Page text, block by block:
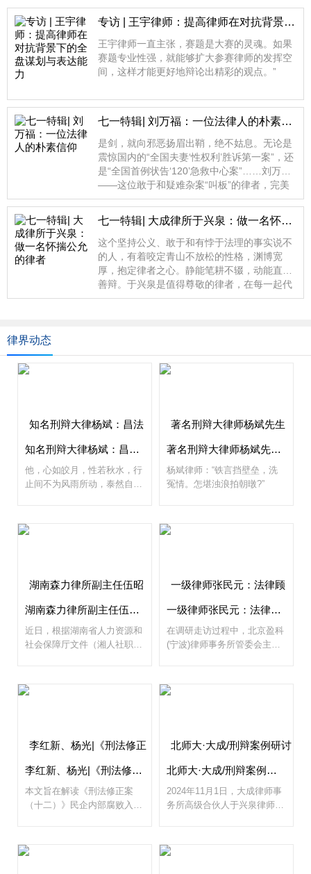
神。
专访 | 王宇律师：提高律师在对抗背景下的全盘谋划与表达能力
王宇律师一直主张，赛题是大赛的灵魂。如果
赛题专业性强，就能够扩大参赛律师的发挥空
间，这样才能更好地辩论出精彩的观点。”
七一特辑| 刘万福：一位法律人的朴素信仰
是剑，就向邪恶扬眉出鞘，绝不姑息。无论是
震惊国内的“全国夫妻‘性权利’胜诉第一案”，还
是“全国首例状告‘120’急救中心案”……刘万福
——这位敢于和疑难杂案“叫板”的律者，完美
地演绎了在罪与罚之间博弈的精彩。
七一特辑| 大成律所于兴泉：做一名怀揣公允的律者
这个坚持公义、敢于和有悖于法理的事实说不
的人，有着咬定青山不放松的性格，渊博宽
厚，抱定律者之心。静能笔耕不辍，动能直言
善辩。于兴泉是值得尊敬的律者，在每一起代
理的刑事案件中，他让涉案当事人看到了希
律界动态
知名刑辩大律杨斌：昌法申权护正义，豪情壮志写春秋
他，心如皎月，性若秋水，行
止间不为风雨所动，泰然自
是非，明辨曲直，那股由内而
阔，豪情四溢，与人相交，一
他就是上海昌申律师事务所主
著名刑辩大律师杨斌先生新作赏析
杨斌律师：“铁言挡壁垒，洗
冤情。怎堪浊浪拍朝暾?”
湖南森力律所副主任伍昭律师获评一级律师正高级职称，六位律师获中级职称
近日，根据湖南省人力资源和
社会保障厅文件（湘人社职称
伍昭律师获评一级律师（正高
一级律师张民元：法律顾问业的转型升级依赖于诉讼回避原则的法治化
在调研走访过程中，北京盈科
(宁波)律师事务所管委会主
心钥师”团队在专业从事法律
李红新、杨光|《刑法修正案（十二）》背景下民营企业反腐败与合规制度的新构建
本文旨在解读《刑法修正案
（十二）》民企内部腐败入刑
民营企业有效运用新法新规赋
北师大·大成/刑辩案例研讨讲堂：于兴泉《刑事案例与营商环境、法律实践》
2024年11月1日，大成律师事
务所高级合伙人于兴泉律师应
师大(珠海校区)励教楼。授课